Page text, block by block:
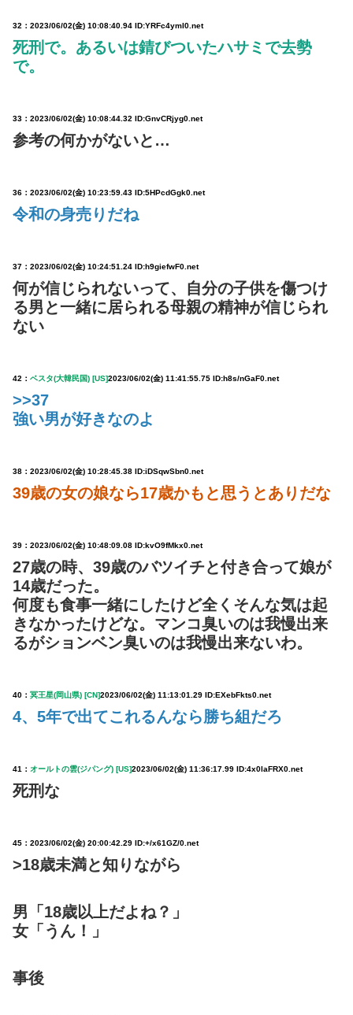
32： 2023/06/02(金) 10:08:40.94 ID:YRFc4ymI0.net
死刑で。あるいは錆びついたハサミで去勢
で。
33： 2023/06/02(金) 10:08:44.32 ID:GnvCRjyg0.net
参考の何かがないと…
36： 2023/06/02(金) 10:23:59.43 ID:5HPcdGgk0.net
令和の身売りだね
37： 2023/06/02(金) 10:24:51.24 ID:h9giefwF0.net
何が信じられないって、自分の子供を傷つけ
る男と一緒に居られる母親の精神が信じられ
ない
42： ベスタ(大韓民国) [US]2023/06/02(金) 11:41:55.75 ID:h8s/nGaF0.net
>>37
強い男が好きなのよ
38： 2023/06/02(金) 10:28:45.38 ID:iDSqwSbn0.net
39歳の女の娘なら17歳かもと思うとありだな
39： 2023/06/02(金) 10:48:09.08 ID:kvO9fMkx0.net
27歳の時、39歳のバツイチと付き合って娘が
14歳だった。
何度も食事一緒にしたけど全くそんな気は起
きなかったけどな。マンコ臭いのは我慢出来
るがションベン臭いのは我慢出来ないわ。
40： 冥王星(岡山県) [CN]2023/06/02(金) 11:13:01.29 ID:EXebFkts0.net
4、5年で出てこれるんなら勝ち組だろ
41： オールトの雲(ジパング) [US]2023/06/02(金) 11:36:17.99 ID:4x0laFRX0.net
死刑な
45： 2023/06/02(金) 20:00:42.29 ID:+/x61GZ/0.net
>18歳未満と知りながら
男「18歳以上だよね？」
女「うん！」
事後